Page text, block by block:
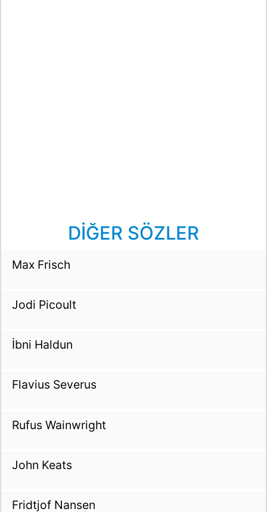
DİĞER SÖZLER
Max Frisch
Jodi Picoult
İbni Haldun
Flavius Severus
Rufus Wainwright
John Keats
Fridtjof Nansen